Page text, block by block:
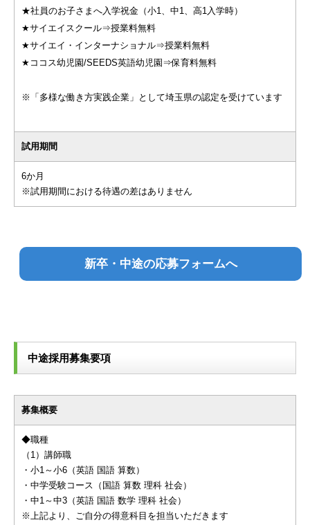
★社員のお子さまへ入学祝金（小1、中1、高1入学時）
★サイエイスクール⇒授業料無料
★サイエイ・インターナショナル⇒授業料無料
★ココス幼児園/SEEDS英語幼児園⇒保育料無料
※「多様な働き方実践企業」として埼玉県の認定を受けています
試用期間
6か月
※試用期間における待遇の差はありません
新卒・中途の応募フォームへ
中途採用募集要項
募集概要
◆職種
（1）講師職
・小1～小6（英語 国語 算数）
・中学受験コース（国語 算数 理科 社会）
・中1～中3（英語 国語 数学 理科 社会）
※上記より、ご自分の得意科目を担当いただきます